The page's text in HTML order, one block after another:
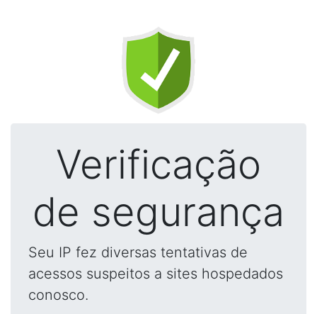
Verificação
de segurança
Seu IP fez diversas tentativas de
acessos suspeitos a sites hospedados
conosco.